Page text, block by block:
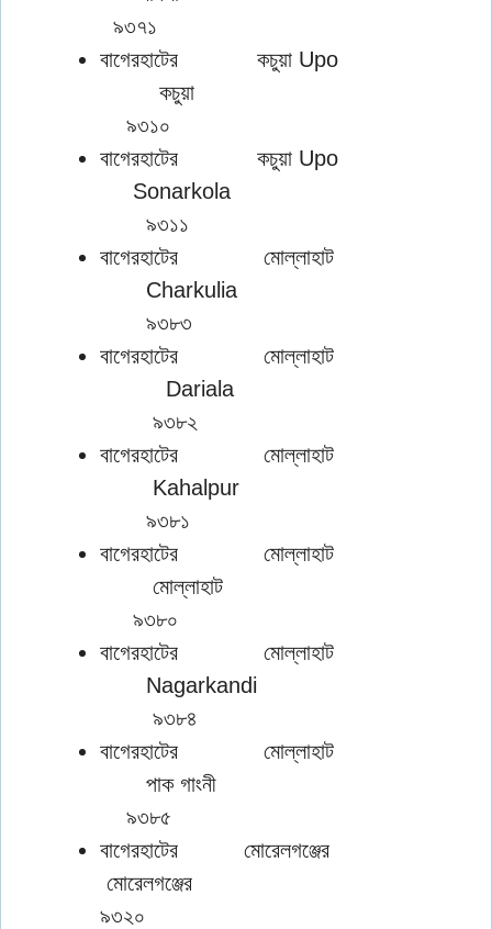
৯৩৭১
বাগেরহাটের কচুয়া Upo
কচুয়া
৯৩১০
বাগেরহাটের কচুয়া Upo
Sonarkola
৯৩১১
বাগেরহাটের মোল্লাহাট
Charkulia
৯৩৮৩
বাগেরহাটের মোল্লাহাট
Dariala
৯৩৮২
বাগেরহাটের মোল্লাহাট
Kahalpur
৯৩৮১
বাগেরহাটের মোল্লাহাট
মোল্লাহাট
৯৩৮০
বাগেরহাটের মোল্লাহাট
Nagarkandi
৯৩৮৪
বাগেরহাটের মোল্লাহাট
পাক গাংনী
৯৩৮৫
বাগেরহাটের মোরেলগঞ্জের
মোরেলগঞ্জের
৯৩২০